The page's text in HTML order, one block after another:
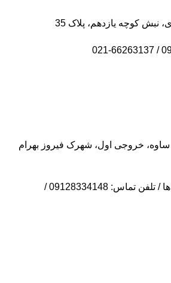
نبش کوچه یازدهم، پلاک 35
تهران به ساوه، خروجی اول، شهرک فیروز بهرام
محل بازدید از گاوصندوق ها / تلفن تماس: 09128334148 /